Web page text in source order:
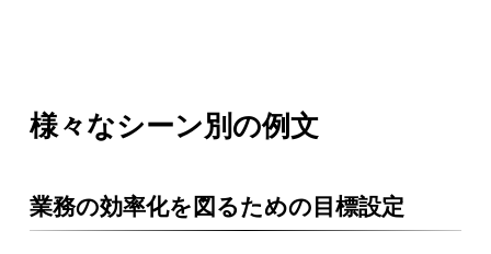
様々なシーン別の例文
業務の効率化を図るための目標設定